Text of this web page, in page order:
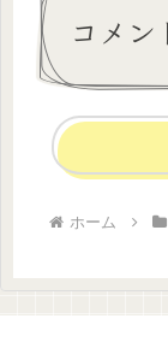
コメン
ホーム